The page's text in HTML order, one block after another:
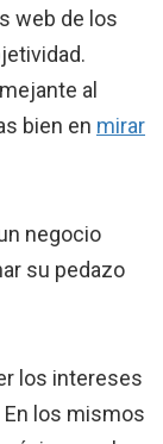
web de los
al
bien en mirar
negocio
su pedazo
los intereses
los mismos